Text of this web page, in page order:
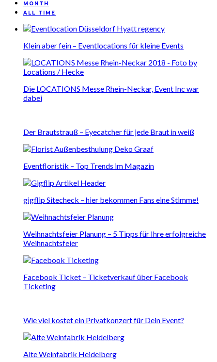
MONTH
ALL TIME
Klein aber fein – Eventlocations für kleine Events
Die LOCATIONS Messe Rhein-Neckar, Event Inc war
dabei
Der Brautstrauß – Eyecatcher für jede Braut in weiß
Eventfloristik – Top Trends im Magazin
gigflip Sitecheck – hier bekommen Fans eine Stimme!
Weihnachtsfeier Planung – 5 Tipps für Ihre erfolgreiche
Weihnachtsfeier
Facebook Ticket – Ticketverkauf über Facebook
Ticketing
Wie viel kostet ein Privatkonzert für Dein Event?
Alte Weinfabrik Heidelberg